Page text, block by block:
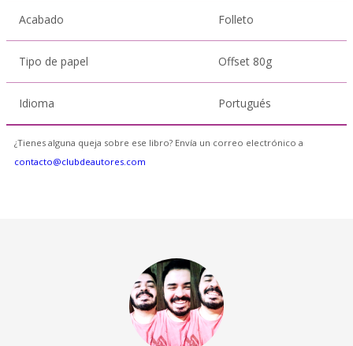
Acabado Folleto
Tipo de papel Offset 80g
Idioma Portugués
¿Tienes alguna queja sobre ese libro? Envía un correo electrónico a
contacto@clubdeautores.com